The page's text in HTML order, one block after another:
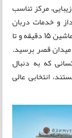
مرکز تناسب
و خدمات دربان
است. Wi-Fi رایگان نیز در دسترس است. با ماشین 15 دقیقه و تا
تا به میدان قصر برسید.
که به دنبال
انتخابی عالی